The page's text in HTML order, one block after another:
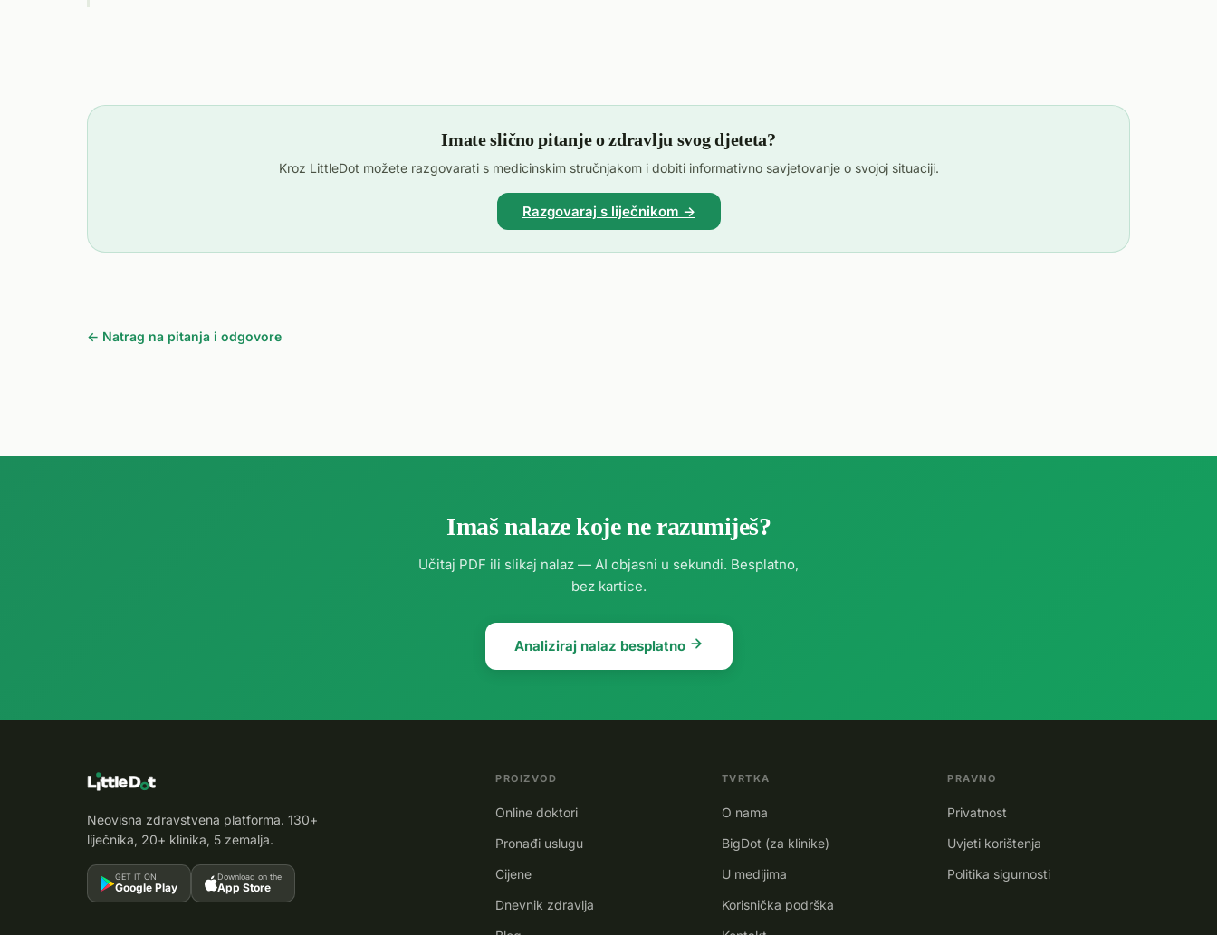
Imate slično pitanje o zdravlju svog djeteta?
Kroz LittleDot možete razgovarati s medicinskim stručnjakom i dobiti informativno savjetovanje o svojoj situaciji.
Razgovaraj s liječnikom →
← Natrag na pitanja i odgovore
Imaš nalaze koje ne razumiješ?
Učitaj PDF ili slikaj nalaz — AI objasni u sekundi. Besplatno,
bez kartice.
Analiziraj nalaz besplatno
Neovisna zdravstvena platforma. 130+
liječnika, 20+ klinika, 5 zemalja.
GET IT ON
Google Play
Download on the
App Store
PROIZVOD
Online doktori
Pronađi uslugu
Cijene
Dnevnik zdravlja
TVRTKA
O nama
BigDot (za klinike)
U medijima
Korisnička podrška
PRAVNO
Privatnost
Uvjeti korištenja
Politika sigurnosti